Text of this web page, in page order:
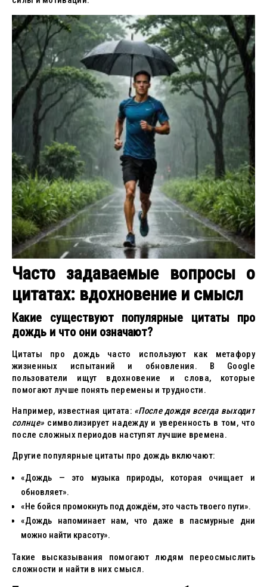
Часто задаваемые вопросы о
цитатах: вдохновение и смысл
Какие существуют популярные цитаты про
дождь и что они означают?
Цитаты про дождь часто используют как метафору
жизненных испытаний и обновления. В Google
пользователи ищут вдохновение и слова, которые
помогают лучше понять перемены и трудности.
Например, известная цитата: «После дождя всегда выходит
солнце» символизирует надежду и уверенность в том, что
после сложных периодов наступят лучшие времена.
Другие популярные цитаты про дождь включают:
«Дождь — это музыка природы, которая очищает и
обновляет».
«Не бойся промокнуть под дождём, это часть твоего пути».
«Дождь напоминает нам, что даже в пасмурные дни
можно найти красоту».
Такие высказывания помогают людям переосмыслить
сложности и найти в них смысл.